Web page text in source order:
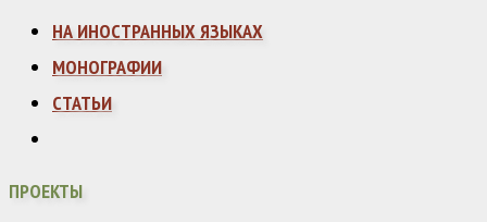
НА ИНОСТРАННЫХ ЯЗЫКАХ
МОНОГРАФИИ
СТАТЬИ
ПРОЕКТЫ